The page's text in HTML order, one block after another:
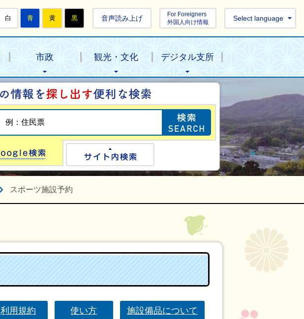
白 青 黄 黒 音声読み上げ
For Foreigners
外国人向け情報
Select language
市政 観光・文化 デジタル支所
目的の情報を探
Google検索
スポーツ施設予約
利用規約 使い方 施設備品について